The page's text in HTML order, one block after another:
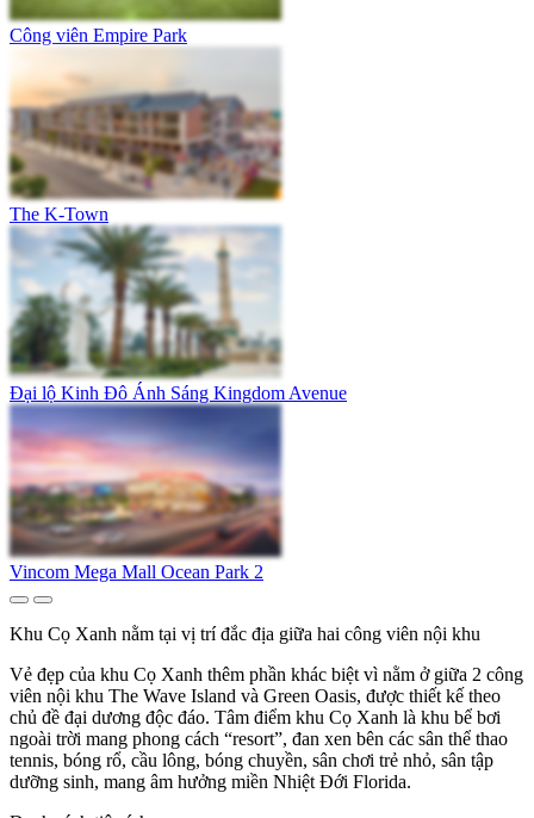
Công viên Empire Park
The K-Town
Đại lộ Kinh Đô Ánh Sáng Kingdom Avenue
Vincom Mega Mall Ocean Park 2
Khu Cọ Xanh nằm tại vị trí đắc địa giữa hai công viên nội khu
Vẻ đẹp của khu Cọ Xanh thêm phần khác biệt vì nằm ở giữa 2 công
viên nội khu The Wave Island và Green Oasis, được thiết kế theo
chủ đề đại dương độc đáo. Tâm điểm khu Cọ Xanh là khu bể bơi
ngoài trời mang phong cách “resort”, đan xen bên các sân thể thao
tennis, bóng rổ, cầu lông, bóng chuyền, sân chơi trẻ nhỏ, sân tập
dưỡng sinh, mang âm hưởng miền Nhiệt Đới Florida.